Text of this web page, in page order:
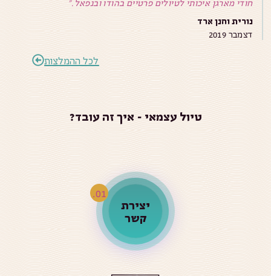
נורית וחנן ארד
דצמבר 2019
לכל ההמלצות
טיול עצמאי - איך זה עובד?
יצירת
קשר